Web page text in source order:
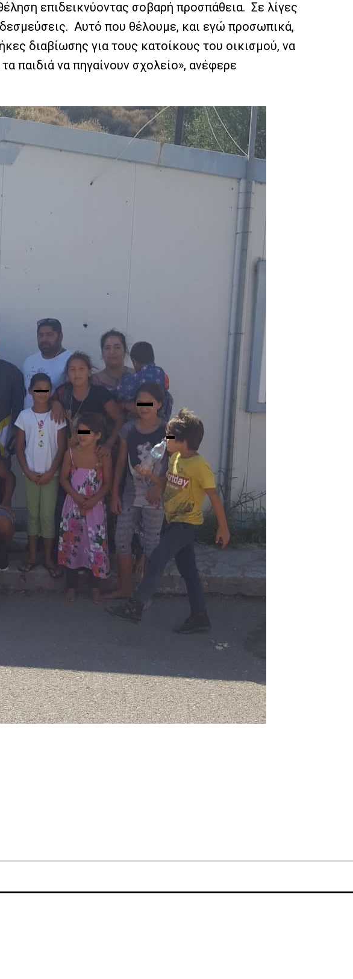
επιδεικνύοντας σοβαρή προσπάθεια. Σε λίγες
Αυτό που θέλουμε, και εγώ προσωπικά,
διαβίωσης για τους κατοίκους του οικισμού, να
παιδιά να πηγαίνουν σχολείο», ανέφερε